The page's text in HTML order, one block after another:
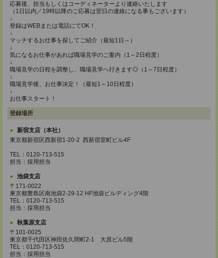
応募後、担当もしくはコーディネーターより連絡いたします
（1日以内／19時以降のご応募は翌日の連絡になる事もございます）
↓
登録はWEBまたは電話にてOK！
↓
マッチするお仕事を探してご紹介（最短1日～）
↓
気になるお仕事があれば職場見学のご案内（1～2日程度）
↓
職場見学の日程を調整し、職場見学へ行きます◎（1～7日程度）
↓
職場見学後、お仕事決定！（最短1～10日程度）
↓
お仕事スタート！
登録場所
新宿支店（本社）
東京都新宿区西新宿1-20-2 西新宿室町ビル4F
TEL：0120-713-515
担当：採用担当
池袋支店
〒171-0022
東京都豊島区南池袋2-29-12 HF池袋ビルディング4階
TEL：0120-713-515
担当：採用担当
秋葉原支店
〒101-0025
東京都千代田区神田佐久間町2-1 大原ビル5階
TEL：0120-713-515
担当：採用担当